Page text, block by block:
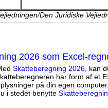
Den Juridiske
2026 som Excel-
Skatteberegning 2026 , kan
har form af et
på din egen
i stedet benytte